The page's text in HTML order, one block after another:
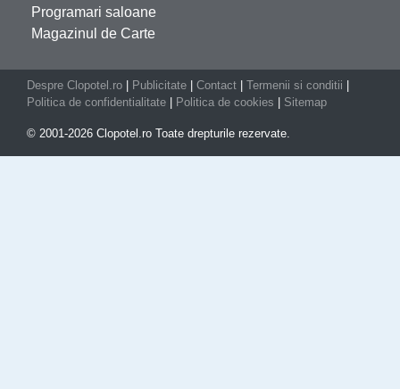
Programari saloane
Magazinul de Carte
Despre Clopotel.ro Publicitate Contact Termenii si conditii
Politica de confidentialitate
Politica de cookies Sitemap
© 2001-2026 Clopotel.ro Toate drepturile rezervate.